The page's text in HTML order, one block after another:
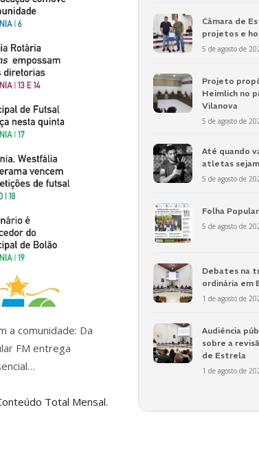
a comunidade: Da
FM entrega
Total Mensal.
Câmara de
projetos e
5 de agosto de
Projeto
Heimlich no
Vilanova
5 de agosto de
Até quando
atletas
5 de agosto de
Folha
5 de agosto de
Debates na
ordinária em
1 de agosto de
Audiência
sobre a
de Estrela
1 de agosto de